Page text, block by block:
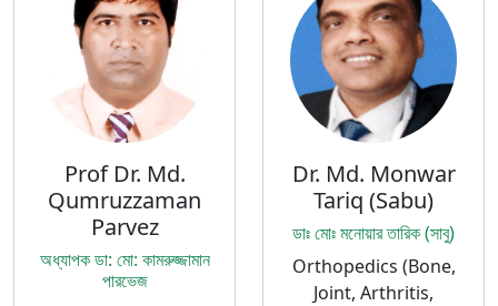
Prof Dr. Md.
Qumruzzaman
Parvez
অধ্যাপক ডা: মো: কামরুজ্জামান
পারভেজ
Dr. Md. Monwar
Tariq (Sabu)
ডাঃ মোঃ মনোয়ার তারিক (সাবু)
Orthopedics (Bone,
Joint, Arthritis,